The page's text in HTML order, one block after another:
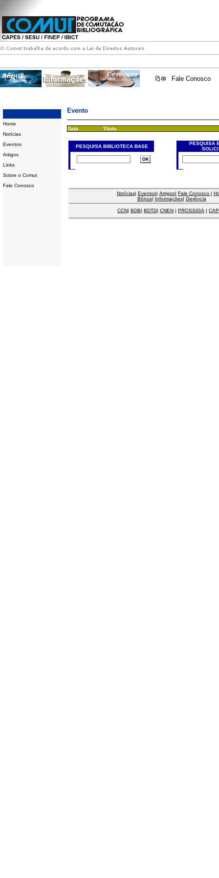
Fale Conosco
Home
Notícias
Eventos
Artigos
Links
Sobre o Comut
Fale Conosco
Evento
Data Título
PESQUISA BIBLIOTECA BASE
PESQUISA
Notícias| Eventos| Artigos| Fale Conosco |
Bônus| Informações| Gerência
CCN| BDB| BDTD| CNEN | PROSSIGA |